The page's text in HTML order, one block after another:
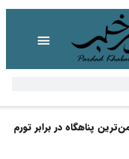
پناهگاه در برابر تورم